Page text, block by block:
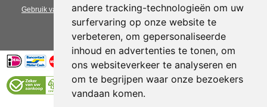
andere tracking-technologieën om uw
surfervaring op onze website te
verbeteren, om gepersonaliseerde
inhoud en advertenties te tonen, om
ons websiteverkeer te analyseren en
om te begrijpen waar onze bezoekers
vandaan komen.
Gebruik van deze site betekent dat u dealgemene voorwaarden van CBW